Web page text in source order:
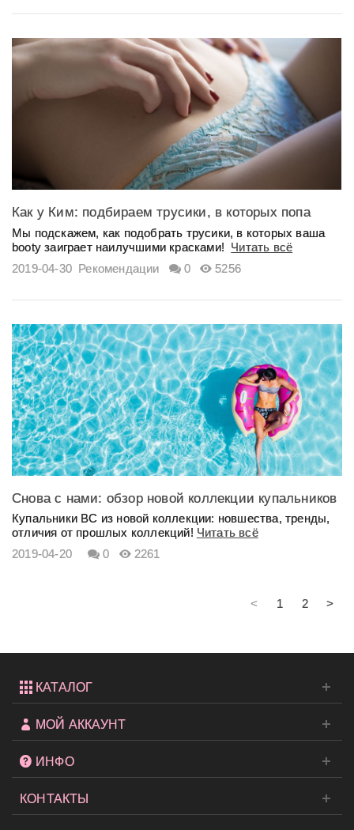
Как у Ким: подбираем трусики, в которых попа
будет выглядеть...
Мы подскажем, как подобрать трусики, в которых ваша
booty заиграет наилучшими красками! Читать всё
2019-04-30 Рекомендации 0 5256
Снова с нами: обзор новой коллекции купальников
VS и других брендов
Купальники ВС из новой коллекции: новшества, тренды,
отличия от прошлых коллекций! Читать всё
2019-04-20
0 2261
< 1 2 >
КАТАЛОГ
МОЙ АККАУНТ
ИНФО
КОНТАКТЫ